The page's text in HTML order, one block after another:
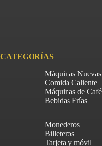
CATEGORÍAS
Máquinas Nuevas
Comida Caliente
Máquinas de Café
Bebidas Frías
Monederos
Billeteros
Tarjeta y móvil